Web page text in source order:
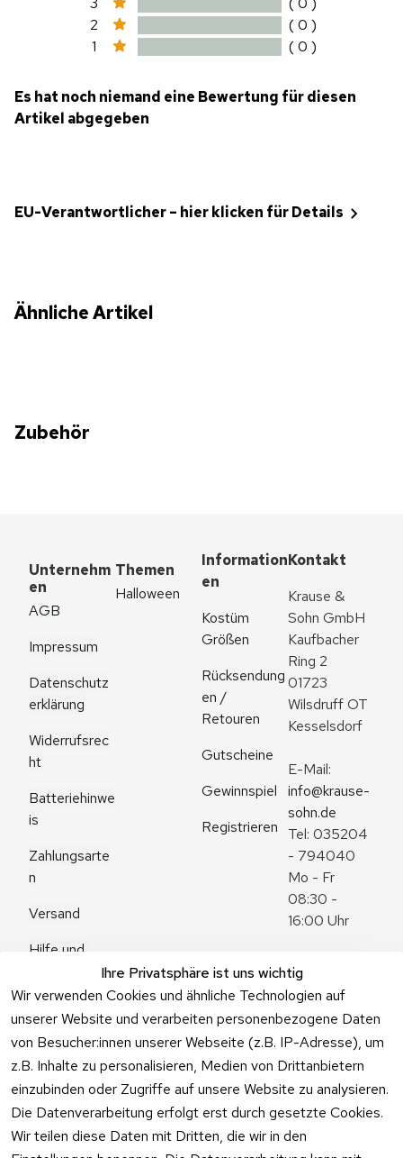
2
( 0 )
1
( 0 )
Es hat noch niemand eine Bewertung für diesen
Artikel abgegeben
EU-Verantwortlicher – hier klicken für Details
Ähnliche Artikel
Zubehör
Ihre Privatsphäre ist uns wichtig
Wir verwenden Cookies und ähnliche Technologien auf
unserer Website und verarbeiten personenbezogene Daten
von Besucher:innen unserer Webseite (z.B. IP-Adresse), um
z.B. Inhalte zu personalisieren, Medien von Drittanbietern
einzubinden oder Zugriffe auf unsere Website zu analysieren.
Die Datenverarbeitung erfolgt erst durch gesetzte Cookies.
Wir teilen diese Daten mit Dritten, die wir in den
Unternehm
en
AGB
Impressum
Datenschutz
erklärung
Widerrufsrec
ht
Batteriehinwe
is
Zahlungsarte
n
Versand
Hilfe und
Fragen
Themen
Halloween
Information
en
Kostüm
Größen
Rücksendung
en /
Retouren
Gutscheine
Gewinnspiel
Registrieren
Kontakt
Krause &
Sohn GmbH
Kaufbacher
Ring 2
01723
Wilsdruff OT
Kesselsdorf
info@krause-
sohn.de
Tel: 035204
- 794040
Mo - Fr
08:30 -
16:00 Uhr
Zum
Kontaktformu
lar
Vertrag
widerrufen